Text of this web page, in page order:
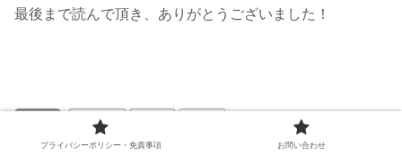
最後まで読んで頂き、ありがとうございました！
未経験
プライバシーポリシー・免責事項 お問い合わせ